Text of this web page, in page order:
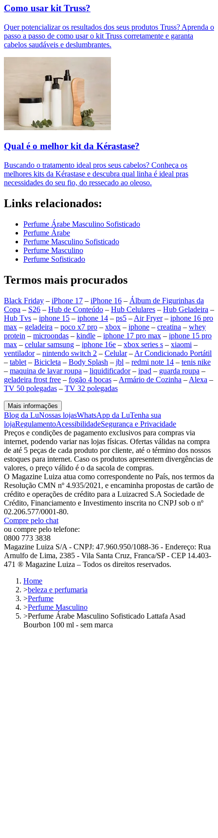
Como usar kit Truss?
Quer potencializar os resultados dos seus produtos Truss? Aprenda o
passo a passo de como usar o kit Truss corretamente e garanta
cabelos saudáveis e deslumbrantes.
Qual é o melhor kit da Kérastase?
Buscando o tratamento ideal pros seus cabelos? Conheça os
melhores kits da Kérastase e descubra qual linha é ideal pras
necessidades do seu fio, do ressecado ao oleoso.
Links relacionados:
Perfume Árabe Masculino Sofisticado
Perfume Árabe
Perfume Masculino Sofisticado
Perfume Masculino
Perfume Sofisticado
Termos mais procurados
Black Friday – iPhone 17 – iPhone 16 – Álbum de Figurinhas da
Copa – S26 – Hub de Conteúdo – Hub Celulares – Hub Geladeira –
Hub Tvs – iphone 15 – iphone 14 – ps5 – Air Fryer– iphone 16 pro
max – geladeira – poco x7 pro – xbox – iphone – creatina – whey
protein – microondas – kindle – iphone 17 pro max – iphone 15 pro
max – celular samsung – iphone 16e – xbox series s – xiaomi –
ventilador– nintendo switch 2 – Celular– Ar Condicionado Portátil
– tablet – Bicicleta – Body Splash – jbl – redmi note 14 – tenis nike
– maquina de lavar roupa – liquidificador– ipad – guarda roupa –
geladeira frost free – fogão 4 bocas – Armário de Cozinha – Alexa –
TV 50 polegadas – TV 32 polegadas
Mais informações
Blog da LuNossas lojasWhatsApp da LuTenha sua
lojaRegulamentoAcessibilidadeSegurança e Privacidade
Preços e condições de pagamento exclusivos para compras via
internet, podendo variar nas lojas físicas. Ofertas válidas na compra
de até 5 peças de cada produto por cliente, até o término dos nossos
estoques para internet. Caso os produtos apresentem divergências de
valores, o preço válido é o da sacola de compras.
O Magazine Luiza atua como correspondente no País, nos termos da
Resolução CMN nº 4.935/2021, e encaminha propostas de cartão de
crédito e operações de crédito para a Luizacred S.A Sociedade de
Crédito, Financiamento e Investimento inscrita no CNPJ sob o nº
02.206.577/0001-80.
Compre pelo chat
ou compre pelo telefone:
0800 773 3838
Magazine Luiza S/A - CNPJ: 47.960.950/1088-36 - Endereço: Rua
Arnulfo de Lima, 2385 - Vila Santa Cruz, Franca/SP - CEP 14.403-
471 ® Magazine Luiza – Todos os direitos reservados.
Home
>beleza e perfumaria
>Perfume
>Perfume Masculino
>Perfume Árabe Masculino Sofisticado Lattafa Asad
Bourbon 100 ml - sem marca